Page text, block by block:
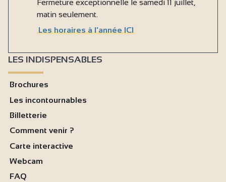
Fermeture exceptionnelle le samedi 11 juillet,
matin seulement.
Les horaires à l'année ICI
LES INDISPENSABLES
Brochures
Les incontournables
Billetterie
Comment venir ?
Carte interactive
Webcam
FAQ